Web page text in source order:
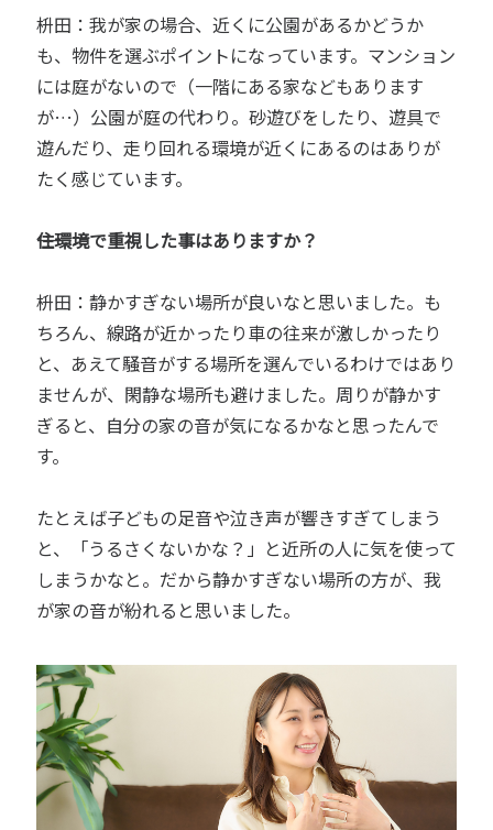
枡田：我が家の場合、近くに公園があるかどうか
も、物件を選ぶポイントになっています。マンション
には庭がないので（一階にある家などもあります
が…）公園が庭の代わり。砂遊びをしたり、遊具で
遊んだり、走り回れる環境が近くにあるのはありが
たく感じています。
――住環境で重視した事はありますか？
枡田：静かすぎない場所が良いなと思いました。も
ちろん、線路が近かったり車の往来が激しかったり
と、あえて騒音がする場所を選んでいるわけではあり
ませんが、閑静な場所も避けました。周りが静かす
ぎると、自分の家の音が気になるかなと思ったんで
す。
たとえば子どもの足音や泣き声が響きすぎてしまう
と、「うるさくないかな？」と近所の人に気を使って
しまうかなと。だから静かすぎない場所の方が、我
が家の音が紛れると思いました。